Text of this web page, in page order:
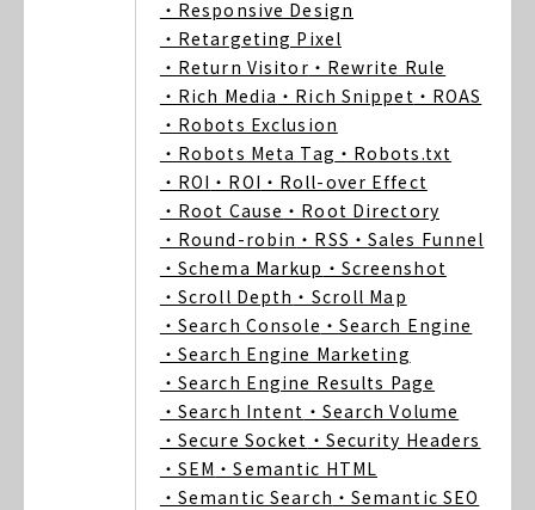
・Responsive Design
・Retargeting Pixel
・Return Visitor ・Rewrite Rule
・Rich Media ・Rich Snippet ・ROAS
・Robots Exclusion
・Robots Meta Tag ・Robots.txt
・ROI ・ROI ・Roll-over Effect
・Root Cause ・Root Directory
・Round-robin ・RSS ・Sales Funnel
・Schema Markup ・Screenshot
・Scroll Depth ・Scroll Map
・Search Console ・Search Engine
・Search Engine Marketing
・Search Engine Results Page
・Search Intent ・Search Volume
・Secure Socket ・Security Headers
・SEM ・Semantic HTML
・Semantic Search ・Semantic SEO